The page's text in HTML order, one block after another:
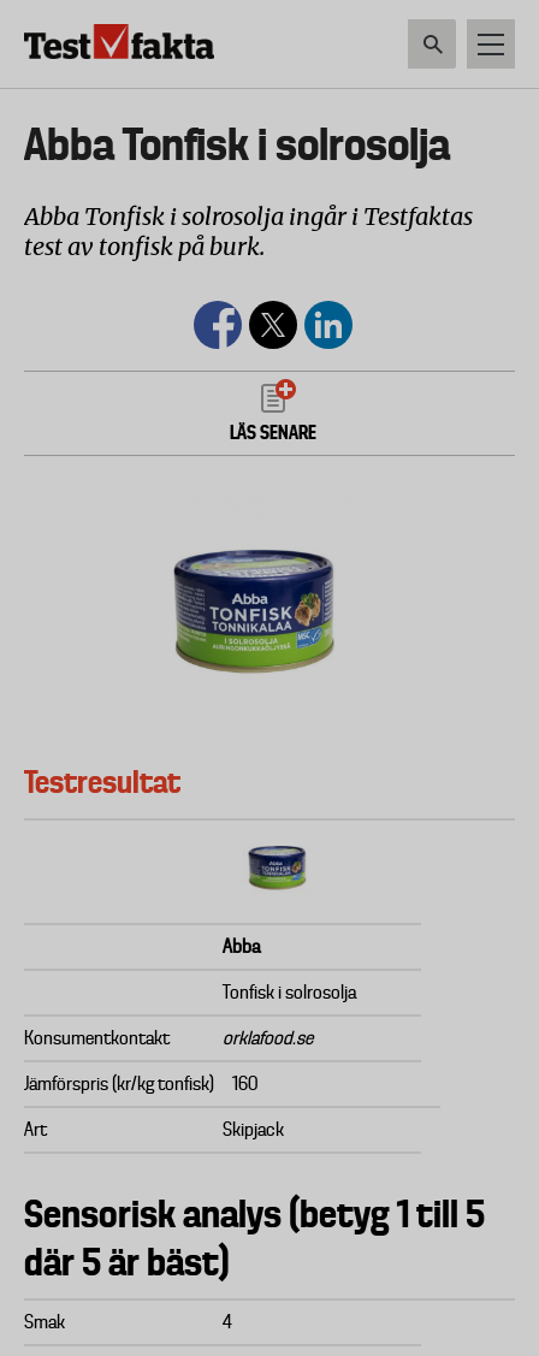
Huvudmeny
ny
Abba Tonfisk i solrosolja
Abba Tonfisk i solrosolja ingår i Testfaktas
test av tonfisk på burk.
LÄS SENARE
Testresultat
Abba
Tonfisk i solrosolja
Konsumentkontakt orklafood.se
Jämförspris (kr/kg tonfisk) 160
Art Skipjack
Sensorisk analys (betyg 1 till 5
där 5 är bäst)
Smak 4